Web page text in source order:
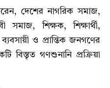
দেশের নাগরিক সমাজ,
সমাজ, শিক্ষক, শিক্ষার্থী,
ও প্রান্তিক জনগণের
বিস্তৃত গণশুনানি প্রক্রিয়া